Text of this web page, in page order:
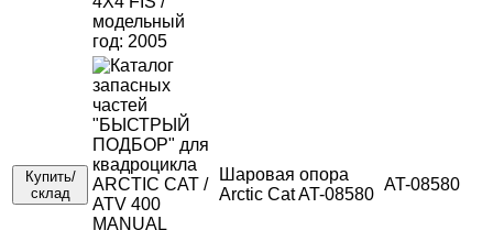
Купить/
склад
Шаровая опора
Arctic Cat AT-08580
AT-08580